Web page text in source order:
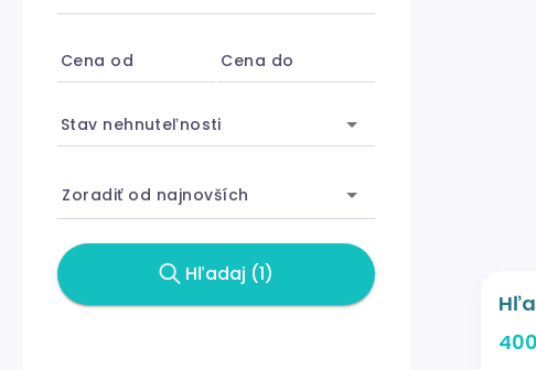
Cena od Cena do
Stav nehnuteľnosti
Zoradiť od najnovších
Hľadaj (1)